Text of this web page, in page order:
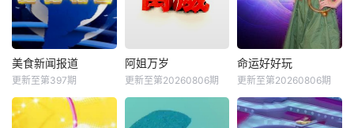
美食新闻报道
更新至第397期
阿姐万岁
更新至第20260806期
命运好好玩
更新至第20260806期